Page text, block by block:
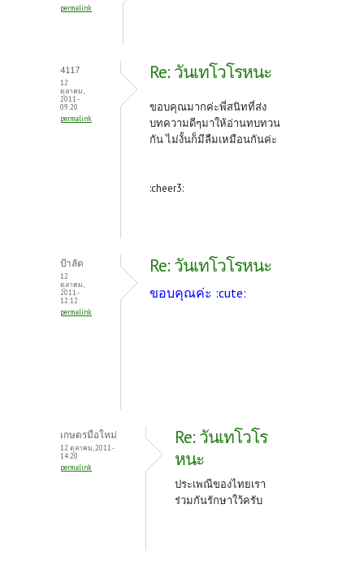
permalink
4117
12
ตุลาคม,
2011 -
09:20
permalink
Re: วันเทโวโรหนะ
ขอบคุณมากค่ะพี่สนิทที่ส่ง
บทความดีๆมาให้อ่านทบทวน
กัน ไม่งั้นก็มีลืมเหมือนกันค่ะ
:cheer3:
ป้าลัด
12
ตุลาคม,
2011 -
12:12
permalink
Re: วันเทโวโรหนะ
ขอบคุณค่ะ :cute:
เกษตรมือใหม่
12 ตุลาคม, 2011 -
14:20
permalink
Re: วันเทโวโร
หนะ
ประเพณีของไทยเรา
ร่วมกันรักษาใว้ครับ